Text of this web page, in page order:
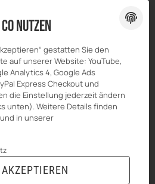
nutzen
gestatten Sie den
auf unserer Website: YouTube,
Analytics 4, Google Ads
Express Checkout und
die Einstellung jederzeit ändern
unten). Weitere Details finden
und in unserer